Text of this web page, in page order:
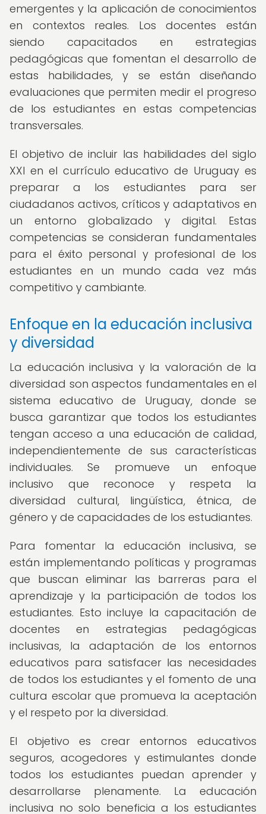
emergentes y la aplicación de conocimientos
en contextos reales. Los docentes están
siendo capacitados en estrategias
pedagógicas que fomentan el desarrollo de
estas habilidades, y se están diseñando
evaluaciones que permiten medir el progreso
de los estudiantes en estas competencias
transversales.
El objetivo de incluir las habilidades del siglo
XXI en el currículo educativo de Uruguay es
preparar a los estudiantes para ser
ciudadanos activos, críticos y adaptativos en
un entorno globalizado y digital. Estas
competencias se consideran fundamentales
para el éxito personal y profesional de los
estudiantes en un mundo cada vez más
competitivo y cambiante.
Enfoque en la educación inclusiva
y diversidad
La educación inclusiva y la valoración de la
diversidad son aspectos fundamentales en el
sistema educativo de Uruguay, donde se
busca garantizar que todos los estudiantes
tengan acceso a una educación de calidad,
independientemente de sus características
individuales. Se promueve un enfoque
inclusivo que reconoce y respeta la
diversidad cultural, lingüística, étnica, de
género y de capacidades de los estudiantes.
Para fomentar la educación inclusiva, se
están implementando políticas y programas
que buscan eliminar las barreras para el
aprendizaje y la participación de todos los
estudiantes. Esto incluye la capacitación de
docentes en estrategias pedagógicas
inclusivas, la adaptación de los entornos
educativos para satisfacer las necesidades
de todos los estudiantes y el fomento de una
cultura escolar que promueva la aceptación
y el respeto por la diversidad.
El objetivo es crear entornos educativos
seguros, acogedores y estimulantes donde
todos los estudiantes puedan aprender y
desarrollarse plenamente. La educación
inclusiva no solo beneficia a los estudiantes